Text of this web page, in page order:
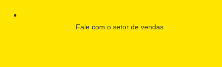
Fale com o setor de vendas